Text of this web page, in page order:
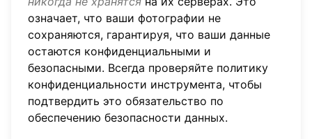
означает, что ваши фотографии не
сохраняются, гарантируя, что ваши данные
остаются конфиденциальными и
безопасными. Всегда проверяйте политику
конфиденциальности инструмента, чтобы
подтвердить это обязательство по
обеспечению безопасности данных.